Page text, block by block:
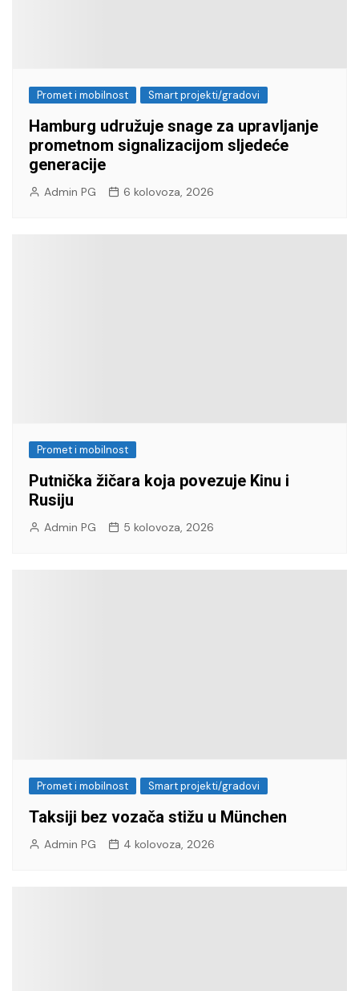
Promet i mobilnost Smart projekti/gradovi
Hamburg udružuje snage za upravljanje
prometnom signalizacijom sljedeće
generacije
Admin PG 6 kolovoza, 2026
Promet i mobilnost
Putnička žičara koja povezuje Kinu i
Rusiju
Admin PG 5 kolovoza, 2026
Promet i mobilnost Smart projekti/gradovi
Taksiji bez vozača stižu u München
Admin PG 4 kolovoza, 2026